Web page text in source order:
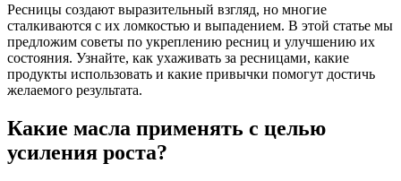
Ресницы создают выразительный взгляд, но многие
сталкиваются с их ломкостью и выпадением. В этой статье мы
предложим советы по укреплению ресниц и улучшению их
состояния. Узнайте, как ухаживать за ресницами, какие
продукты использовать и какие привычки помогут достичь
желаемого результата.
Какие масла применять с целью
усиления роста?